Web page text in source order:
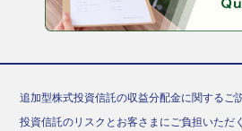
追加型株式投資信託の収益分配金に関するご
投資信託のリスクとお客さまにご負担いただ